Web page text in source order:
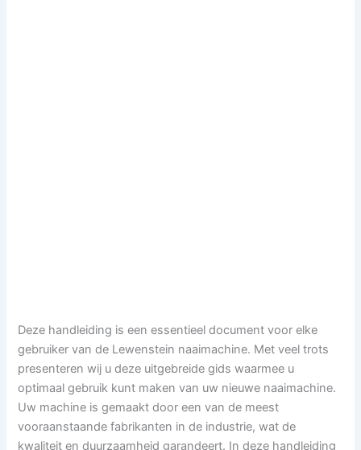
Deze handleiding is een essentieel document voor elke
gebruiker van de Lewenstein naaimachine. Met veel trots
presenteren wij u deze uitgebreide gids waarmee u
optimaal gebruik kunt maken van uw nieuwe naaimachine.
Uw machine is gemaakt door een van de meest
vooraanstaande fabrikanten in de industrie, wat de
kwaliteit en duurzaamheid garandeert. In deze handleiding